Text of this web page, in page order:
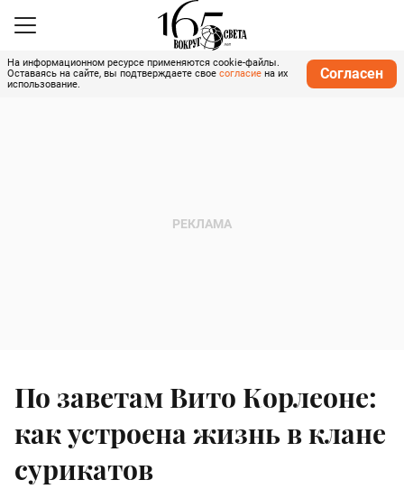
На информационном ресурсе применяются cookie-файлы.
Оставаясь на сайте, вы подтверждаете свое согласие на их
использование.
Согласен
По заветам Вито Корлеоне:
как устроена жизнь в клане
сурикатов